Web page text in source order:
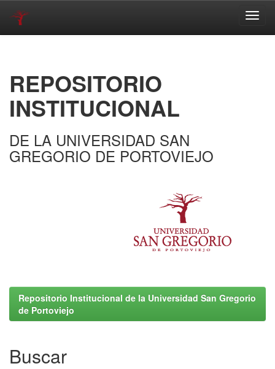
REPOSITORIO
INSTITUCIONAL
DE LA UNIVERSIDAD SAN
GREGORIO DE PORTOVIEJO
Repositorio Institucional de la Universidad San Gregorio
de Portoviejo
Buscar